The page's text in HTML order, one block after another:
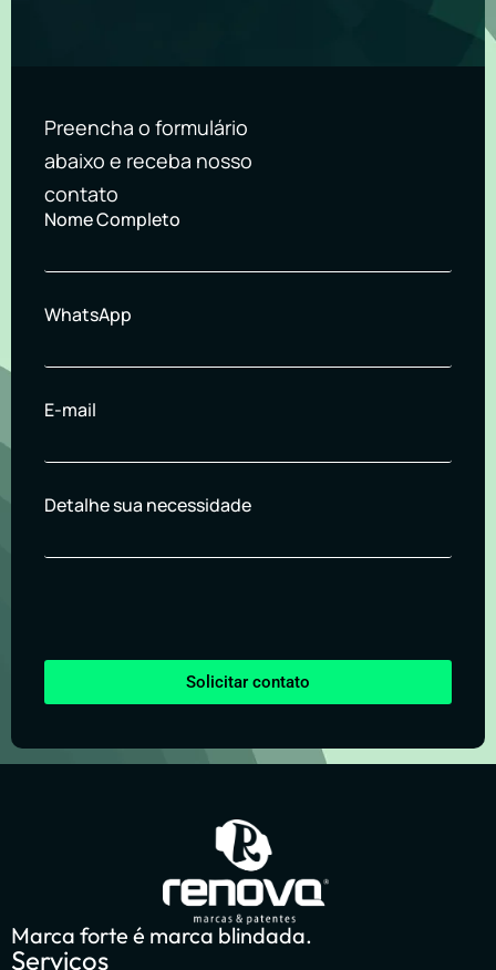
Preencha o formulário
abaixo e receba nosso
contato
Nome Completo
WhatsApp
E-mail
Detalhe sua necessidade
Solicitar contato
Marca forte é marca blindada.
Serviços